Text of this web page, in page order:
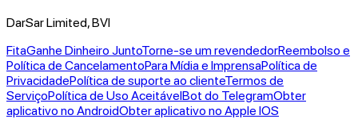
DarSar Limited, BVI
FitaGanhe Dinheiro JuntoTorne-se um revendedorReembolso e
Política de CancelamentoPara Mídia e ImprensaPolítica de
PrivacidadePolítica de suporte ao clienteTermos de
ServiçoPolítica de Uso AceitávelBot do TelegramObter
aplicativo no AndroidObter aplicativo no Apple IOS